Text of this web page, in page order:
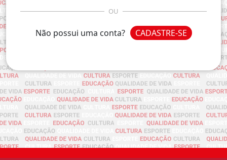
OU
Não possui uma conta? CADASTRE-SE